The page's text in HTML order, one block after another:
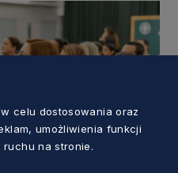
celu dostosowania oraz
umożliwienia funkcji
na stronie.